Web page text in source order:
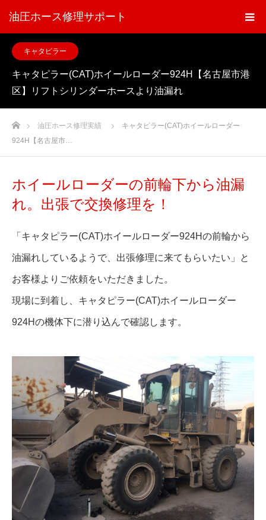
油圧ホース修理サポート
キャタピラー
キャタピラー(CAT)ホイールローダー924H【名古屋市港
区】リフトシリンダーホースより油漏れ
ホーム油圧ホース修理実績
キャタピラー(CAT)ホイールローダー
924H【名古屋市…
ホイールローダーの前輪下から油漏
れ。出張で交換修理を！
「キャタピラー(CAT)ホイールローダー924Hの前輪から
油漏れしているようで、出張修理に来てもらいたい」と
お客様よりご依頼をいただきました。
現場に到着し、キャタピラー(CAT)ホイールローダー
924Hの機体下に潜り込んで確認します。